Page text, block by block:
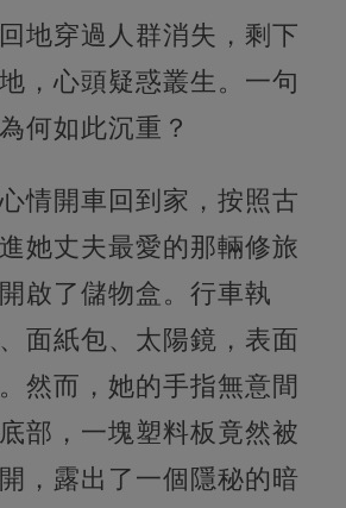
地穿過人群消失，剩下
，心頭疑惑叢生。一句
何如此沉重？
情開車回到家，按照古
她丈夫最愛的那輛修旅
啟了儲物盒。行車執
面紙包、太陽鏡，表面
然而，她的手指無意間
部，一塊塑料板竟然被
，露出了一個隱秘的暗